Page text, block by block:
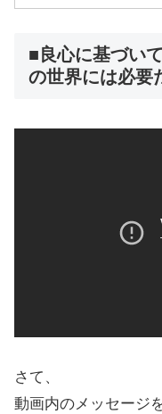
■良心に基づい
の世界には必要
さて、
動画内のメッセージ